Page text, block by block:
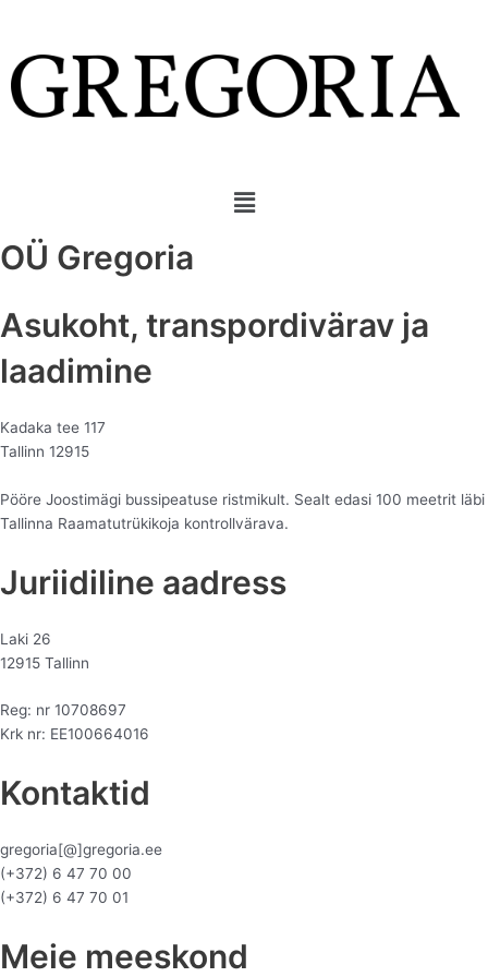
content
Menu
OÜ Gregoria
Asukoht, transpordivärav ja
laadimine
Kadaka tee 117
Tallinn 12915
Pööre Joostimägi bussipeatuse ristmikult. Sealt edasi 100 meetrit läbi
Tallinna Raamatutrükikoja kontrollvärava.
Juriidiline aadress
Laki 26
12915 Tallinn
Reg: nr 10708697
Krk nr: EE100664016
Kontaktid
gregoria[@]gregoria.ee
(+372) 6 47 70 00
(+372) 6 47 70 01
Meie meeskond